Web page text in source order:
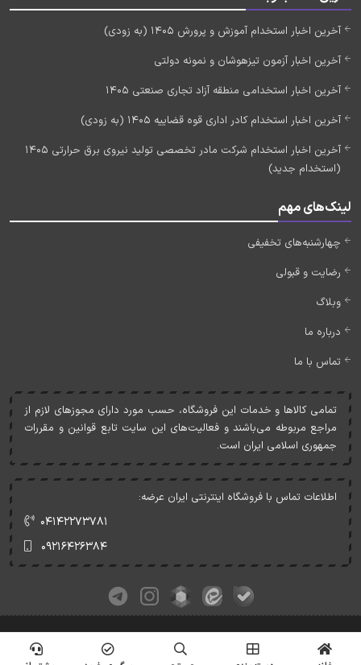
آخرین اخبار استخدام آموزش و پرورش 1405 (به زودی)
آخرین اخبار آزمون تیزهوشان و نمونه دولتی
آخرین اخبار استخدامی منطقه آزاد تجاری صنعتی 1405
آخرین اخبار استخدام کادر اداری قوه قضاییه 1405 (به زودی)
آخرین اخبار استخدام شرکت مادر تخصصی تولید نیروی برق حرارتی 1405
(استخدام جدید)
لینک‌های مهم
چهارشنبه‌های تخفیفی
رضایت و قبولی
وبلاگ
درباره ما
تماس با ما
تمامی کالاها و خدمات اين فروشگاه، حسب مورد دارای مجوزهای لازم از
مراجع مربوطه می‌باشند و فعاليت‌های اين سايت تابع قوانين و مقررات
جمهوری اسلامی ايران است.
اطلاعات تماس با فروشگاه اینترنتی ایران عرضه:
۰۴۱۴۲۲۷۳۷۸۱
۰۹۲۱۶۴۲۶۳۸۴
کلیه حقوق این وبسایت متعلق به ایران عرضه می‌باشد.
© Copyrights - IranArze.ir - 1405